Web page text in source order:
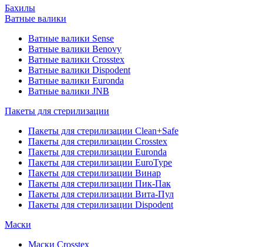
Бахилы
Ватные валики
Ватные валики Sense
Ватные валики Benovy
Ватные валики Crosstex
Ватные валики Dispodent
Ватные валики Euronda
Ватные валики JNB
Пакеты для стерилизации
Пакеты для стерилизации Clean+Safe
Пакеты для стерилизации Crosstex
Пакеты для стерилизации Euronda
Пакеты для стерилизации EuroType
Пакеты для стерилизации Винар
Пакеты для стерилизации Пик-Пак
Пакеты для стерилизации Вита-Пул
Пакеты для стерилизации Dispodent
Маски
Маски Crosstex